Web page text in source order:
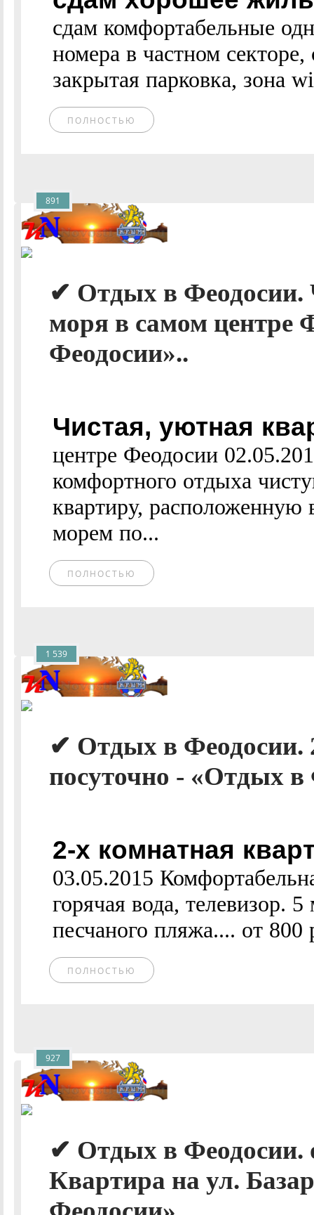
сдам комфортабельные
номера в частном
закрытая парковка, зона
ПОЛНОСТЬЮ
✔ Отдых в Феодосии.
моря в самом центре
Феодосии»..
Чистая, уютная
центре Феодосии
комфортного отдыха
квартиру, расположенную
морем по...
ПОЛНОСТЬЮ
891
✔ Отдых в Феодосии.
посуточно - «Отдых в
2-х комнатная
03.05.2015
горячая вода, телевизор.
песчаного пляжа.... от 800
ПОЛНОСТЬЮ
1 539
✔ Отдых в Феодосии.
Квартира на ул.
927